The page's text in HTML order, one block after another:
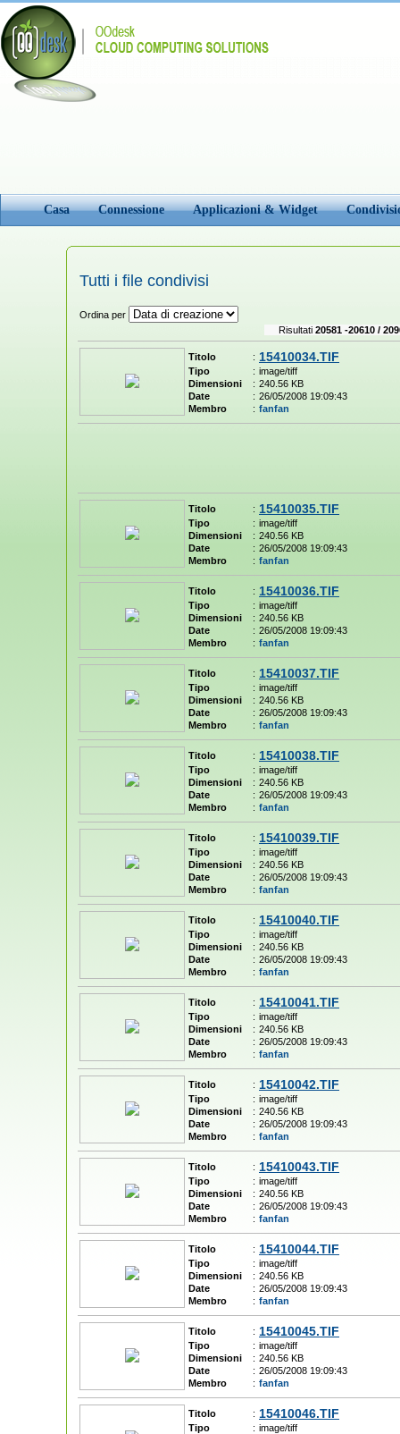
Casa Connessione Applicazioni & Widget
Tutti i file condivisi
Ordina per
Risultati 20581 -20610 /
Titolo : 15410034.TIF
Tipo : image/tiff
Dimensioni
: 240.56 KB
Date
: 26/05/2008 19:09:43
Membro
: fanfan
Titolo : 15410035.TIF
Tipo : image/tiff
Dimensioni
: 240.56 KB
Date
: 26/05/2008 19:09:43
Membro
: fanfan
Titolo : 15410036.TIF
Tipo : image/tiff
Dimensioni
: 240.56 KB
Date
: 26/05/2008 19:09:43
Membro
: fanfan
Titolo : 15410037.TIF
Tipo : image/tiff
Dimensioni
: 240.56 KB
Date
: 26/05/2008 19:09:43
Membro
: fanfan
Titolo : 15410038.TIF
Tipo : image/tiff
Dimensioni
: 240.56 KB
Date
: 26/05/2008 19:09:43
Membro
: fanfan
Titolo : 15410039.TIF
Tipo : image/tiff
Dimensioni
: 240.56 KB
Date
: 26/05/2008 19:09:43
Membro
: fanfan
Titolo : 15410040.TIF
Tipo : image/tiff
Dimensioni
: 240.56 KB
Date
: 26/05/2008 19:09:43
Membro
: fanfan
Titolo : 15410041.TIF
Tipo : image/tiff
Dimensioni
: 240.56 KB
Date
: 26/05/2008 19:09:43
Membro
: fanfan
Titolo : 15410042.TIF
Tipo : image/tiff
Dimensioni
: 240.56 KB
Date
: 26/05/2008 19:09:43
Membro
: fanfan
Titolo : 15410043.TIF
Tipo : image/tiff
Dimensioni
: 240.56 KB
Date
: 26/05/2008 19:09:43
Membro
: fanfan
Titolo : 15410044.TIF
Tipo : image/tiff
Dimensioni
: 240.56 KB
Date
: 26/05/2008 19:09:43
Membro
: fanfan
Titolo : 15410045.TIF
Tipo : image/tiff
Dimensioni
: 240.56 KB
Date
: 26/05/2008 19:09:43
Membro
: fanfan
Titolo : 15410046.TIF
Tipo : image/tiff